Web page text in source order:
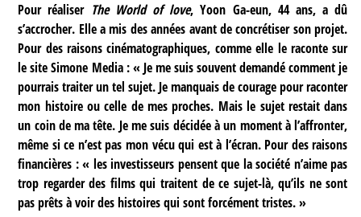
Pour réaliser The World of love, Yoon Ga-eun, 44 ans, a dû
s’accrocher. Elle a mis des années avant de concrétiser son projet.
Pour des raisons cinématographiques, comme elle le raconte sur
le siteSimone Media: « Je me suis souvent demandé comment je
pourrais traiter un tel sujet. Je manquais de courage pour raconter
mon histoire ou celle de mes proches. Mais le sujet restait dans
un coin de ma tête. Je me suis décidée à un moment à l’affronter,
même si ce n’est pas mon vécu qui est à l’écran. Pour des raisons
financières : « les investisseurs pensent que la société n’aime pas
trop regarder des films qui traitent de ce sujet-là, qu’ils ne sont
pas prêts à voir des histoires qui sont forcément tristes. »